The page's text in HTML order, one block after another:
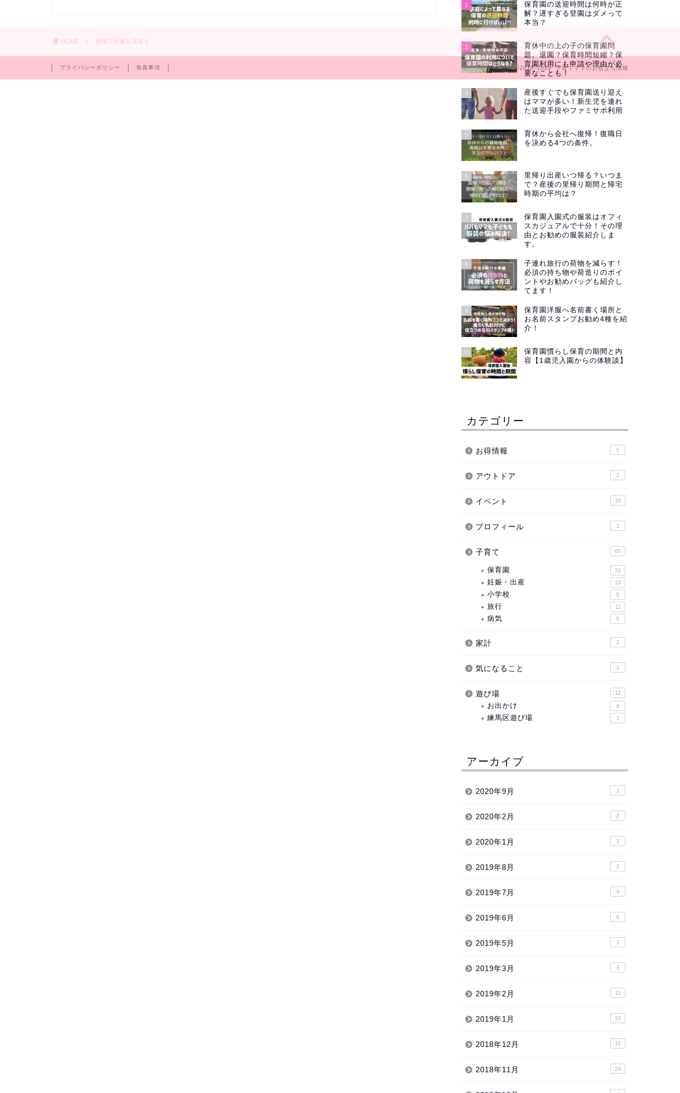
2
保育園の送迎時間は何時が正
解？遅すぎる登園はダメって
本当？
3
育休中の上の子の保育園問
題。退園？保育時間短縮？保
育園利用にも申請や理由が必
要なことも！
4
産後すぐでも保育園送り迎え
はママが多い！新生児を連れ
た送迎手段やファミサポ利用
5
育休から会社へ復帰！復職日
を決める4つの条件。
6
里帰り出産いつ帰る？いつま
で？産後の里帰り期間と帰宅
時期の平均は？
7
保育園入園式の服装はオフィ
スカジュアルで十分！その理
由とお勧めの服装紹介しま
す。
8
子連れ旅行の荷物を減らす！
必須の持ち物や荷造りのポイ
ントやお勧めバッグも紹介し
てます！
9
保育園洋服へ名前書く場所と
お名前スタンプお勧め4種を紹
介！
10
保育園慣らし保育の期間と内
容【1歳児入園からの体験談】
カテゴリー
お得情報 5
アウトドア 2
イベント 10
プロフィール 1
子育て 65
保育園 31
妊娠・出産 10
小学校 5
旅行 11
病気 5
家計 2
気になること 1
遊び場 12
お出かけ 8
練馬区遊び場 3
アーカイブ
2020年9月 1
2020年2月 2
2020年1月 3
2019年8月 1
2019年7月 4
2019年6月 6
2019年5月 1
2019年3月 3
2019年2月 11
2019年1月 15
2018年12月 15
2018年11月 24
HOME 里帰り出産を見直す
プライバシーポリシー 免責事項 2018–2026 子育てママのお役立ち情報